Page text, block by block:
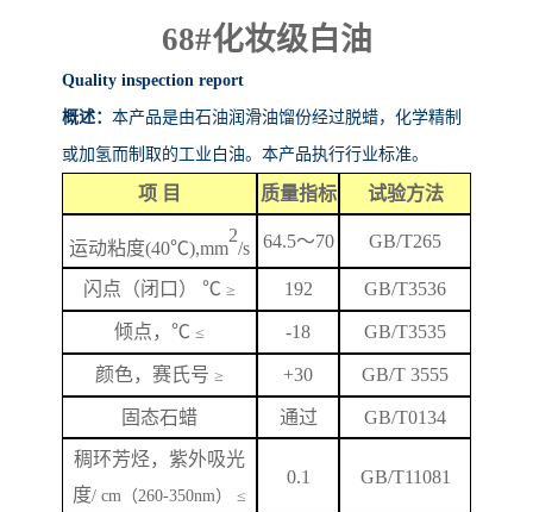
68#化妆级白油
Quality inspection report
概述： 本产品是由石油润滑油馏份经过脱蜡，化学精制
或加氢而制取的工业白油。本产品执行行业标准。
项 目 质量指标 试验方法
运动粘度(40℃),mm
2
/s 64.5～70 GB/T265
闪 点 （闭口） ℃ ≥ 192 GB/T3536
倾点， ℃ ≤ -18 GB/T3535
颜色，赛氏号 ≥ +30 GB/T 3555
固态石蜡 通过 GB/T0134
稠环芳烃，紫外吸光
度/ cm（260-350nm） ≤
0.1 GB/T11081